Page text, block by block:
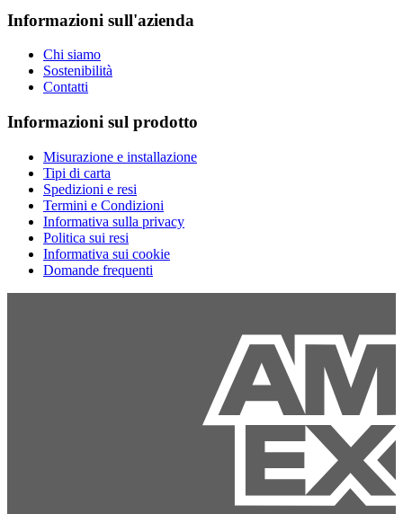
Informazioni sull'azienda
Chi siamo
Sostenibilità
Contatti
Informazioni sul prodotto
Misurazione e installazione
Tipi di carta
Spedizioni e resi
Termini e Condizioni
Informativa sulla privacy
Politica sui resi
Informativa sui cookie
Domande frequenti